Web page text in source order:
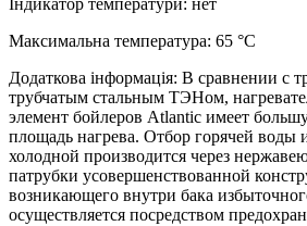
Індикатор температури: нет
Максимальна температура: 65 °C
Додаткова інформація: В сравнении с
трубчатым стальным ТЭНом,
элемент бойлеров Atlantic имеет
площадь нагрева. Отбор горячей воды
холодной производится через
патрубки усовершенствованной
возникающего внутри бака
осуществляется посредством